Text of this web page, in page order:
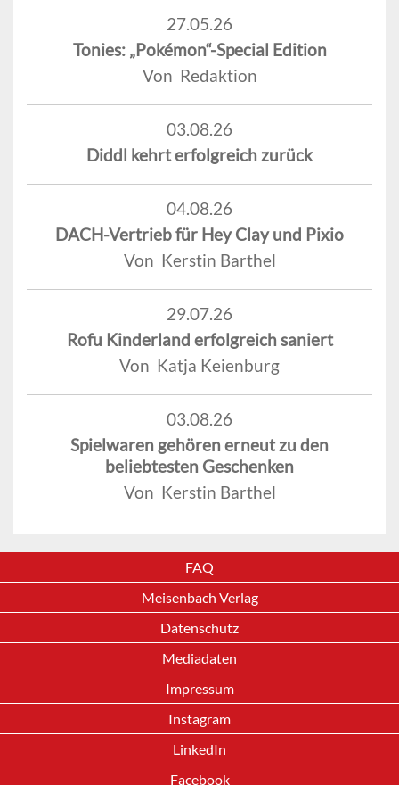
27.05.26
Tonies: „Pokémon“-Special Edition
Von Redaktion
03.08.26
Diddl kehrt erfolgreich zurück
04.08.26
DACH-Vertrieb für Hey Clay und Pixio
Von Kerstin Barthel
29.07.26
Rofu Kinderland erfolgreich saniert
Von Katja Keienburg
03.08.26
Spielwaren gehören erneut zu den
beliebtesten Geschenken
Von Kerstin Barthel
FAQ
Meisenbach Verlag
Datenschutz
Mediadaten
Impressum
Instagram
LinkedIn
Facebook